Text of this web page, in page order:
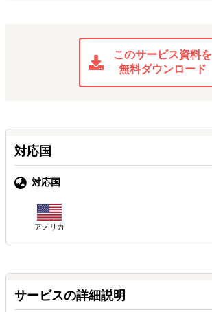
このサービス資料を
無料ダウンロード
対応国
対応国
アメリカ
サービスの詳細説明